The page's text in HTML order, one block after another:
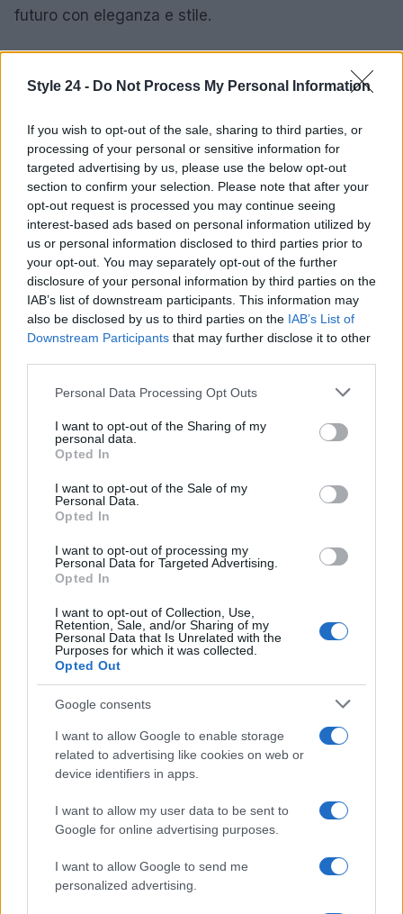
Style 24 - Do Not Process My Personal Information
If you wish to opt-out of the sale, sharing to third parties, or
processing of your personal or sensitive information for
targeted advertising by us, please use the below opt-out
section to confirm your selection. Please note that after your
opt-out request is processed you may continue seeing
interest-based ads based on personal information utilized by
us or personal information disclosed to third parties prior to
your opt-out. You may separately opt-out of the further
disclosure of your personal information by third parties on the
IAB’s list of downstream participants. This information may
also be disclosed by us to third parties on the IAB’s List of
Downstream Participants that may further disclose it to other
Please note that this website/app uses one or more Google
not limited to your visit or usage behaviour. You may click to
grant or deny consent to Google and its third-party tags to
use your data for below specified purposes in below Google
consent section.
Personal Data Processing Opt Outs
I want to opt-out of the Sharing of my
personal data.
Opted In
I want to opt-out of the Sale of my
Personal Data.
Opted In
I want to opt-out of processing my
Personal Data for Targeted Advertising.
Opted In
I want to opt-out of Collection, Use,
Retention, Sale, and/or Sharing of my
Personal Data that Is Unrelated with the
Purposes for which it was collected.
Opted Out
Google consents
I want to allow Google to enable storage
related to advertising like cookies on web or
device identifiers in apps.
I want to allow my user data to be sent to
Google for online advertising purposes.
I want to allow Google to send me
personalized advertising.
futuro con eleganza e stile.
AUTORE
Continua a leggere
PEOPLE
Matrimonio Cristiano Ronaldo: il grande evento a
Madeira nel weekend del 9 agosto